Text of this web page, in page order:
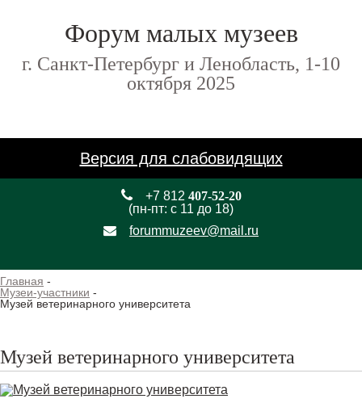
Форум малых музеев
г. Санкт-Петербург и Ленобласть, 1-10
октября 2025
Версия для слабовидящих
+7 812 407-52-20
(пн-пт: с 11 до 18)
forummuzeev@mail.ru
Главная -
Музеи-участники -
Музей ветеринарного университета
Музей ветеринарного университета